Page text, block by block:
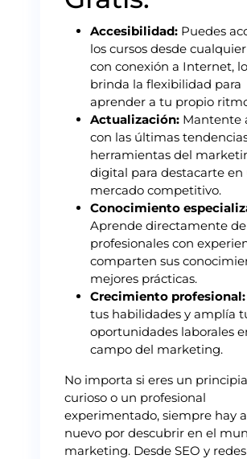
Accesibilidad: Puedes
los cursos desde
con conexión a Internet,
brinda la flexibilidad para
aprender a tu propio
Actualización: Mantente
con las últimas
herramientas del
digital para destacarte en
mercado competitivo.
Conocimiento
Aprende directamente de
profesionales con
comparten sus
mejores prácticas.
Crecimiento profesional:
tus habilidades y amplía
oportunidades laborales
campo del marketing.
No importa si eres un
curioso o un profesional
experimentado, siempre hay
nuevo por descubrir en el
marketing. Desde SEO y